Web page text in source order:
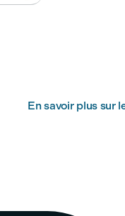
En savoir plus sur